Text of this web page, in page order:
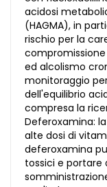
acidosi
(HAGMA), in
rischio per la
ed alcolismo
monitoraggio
dell'equilibrio
compresa la
Deferoxamina:
alte dosi di
deferoxamina
tossici e portare